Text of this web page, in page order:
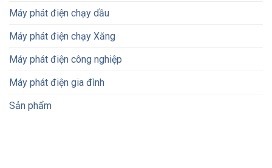
Máy phát điện chạy dầu
Máy phát điện chạy Xăng
Máy phát điện công nghiệp
Máy phát điện gia đình
Sản phẩm